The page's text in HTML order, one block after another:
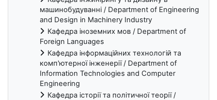
машинобудуванні / Department of Engineering
and Design in Machinery Industry
Кафедра іноземних мов / Department of
Foreign Languages
Кафедра інформаційних технологій та
комп'ютерної інженерії / Department of
Information Technologies and Computer
Engineering
Кафедра історії та політичної теорії /